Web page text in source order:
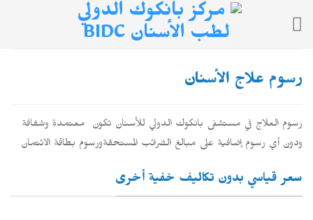
رسوم علاج الأسنان
رسوم العلاج في مستشفى بانكوك الدولي للأسنان تكون معتمدة وشفافة
ودون أي رسوم إضافية على مبالغ الضرائب المستحقةورسوم بطاقة الائتمان
سعر قياسي بدون تكاليف خفية أخرى